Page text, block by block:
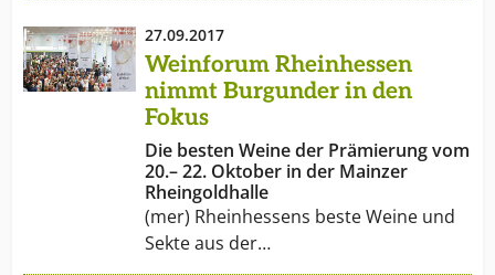
bekanntlich eigenwillige Leute sind, ist die Vielfalt der
aus Rheinhessen stammenden Weine mindestens so
breit gefächert wie die Ansichten der Winzer darüber,
was einen guten Wein ausmacht.
27.09.2017
Weinforum Rheinhessen
nimmt Burgunder in den
Fokus
Die besten Weine der Prämierung vom
20.– 22. Oktober in der Mainzer
Rheingoldhalle
(mer) Rheinhessens beste Weine und
Sekte aus der…